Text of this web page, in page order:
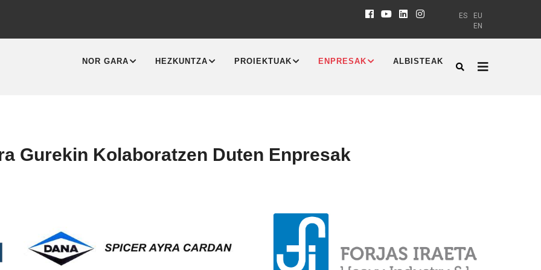
EU
ES
EN
NAVIGATION
NOR GARA HEZKUNTZA PROIEKTUAK ENPRESAK ALBISTEAK
Gurekin Kolaboratzen Duten Enpresak